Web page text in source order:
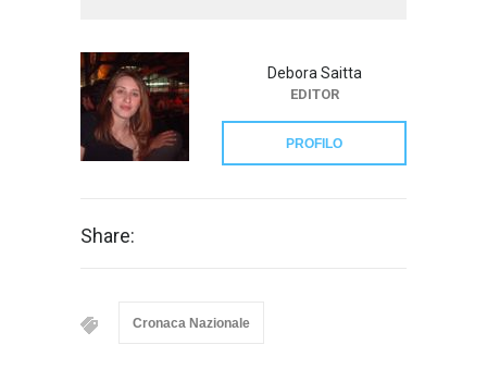
Debora Saitta
EDITOR
PROFILO
Share:
Cronaca Nazionale